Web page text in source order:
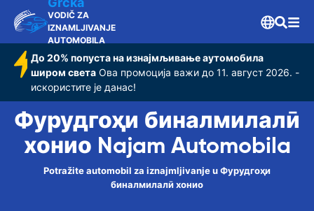
VODIČ ZA
IZNAMLJIVANJE
AUTOMOBILA
До 20% попуста на изнајмљивање аутомобила
широм света Ова промоција важи до 11. август 2026. -
искористите је данас!
Фурудгоҳи бин‌алмилалӣ
хонио Najam Automobila
Potražite automobil za iznajmljivanje u Фурудгоҳи
бин‌алмилалӣ хонио